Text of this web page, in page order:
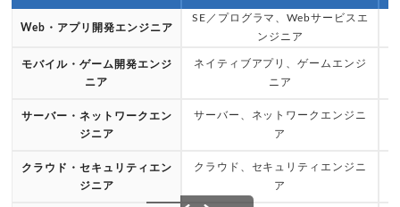
Web・アプリ開発エンジニア
SE／プログラマ、Webサービスエ
ンジニア
モバイル・ゲーム開発エンジ
ニア
ネイティブアプリ、ゲームエンジ
ニア
サーバー・ネットワークエン
ジニア
サーバー、ネットワークエンジニ
ア
クラウド・セキュリティエン
ジニア
クラウド、セキュリティエンジニ
ア